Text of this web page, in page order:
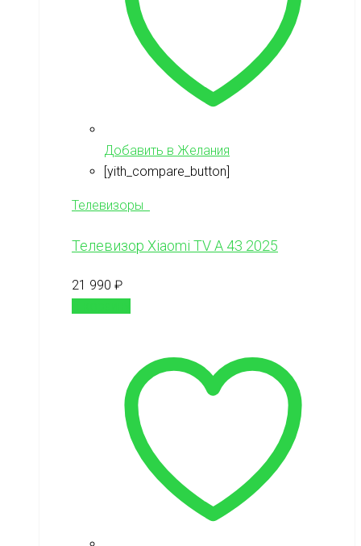
Добавить в Желания
[yith_compare_button]
Телевизоры
Телевизор Xiaomi TV A 43 2025
21 990 ₽